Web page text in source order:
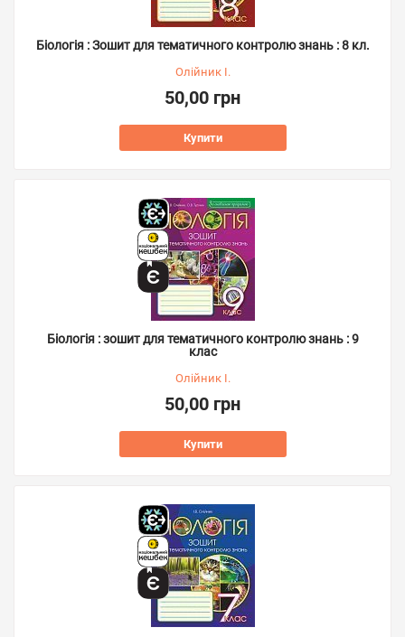
Біологія : Зошит для тематичного контролю знань : 8 кл.
Олійник І.
50,00 грн
Купити
Біологія : зошит для тематичного контролю знань : 9
клас
Олійник І.
50,00 грн
Купити